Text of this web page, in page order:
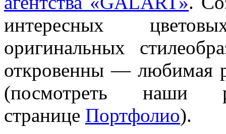
интересных
оригинальных
откровенны — любимая
(посмотреть
странице Портфолио).